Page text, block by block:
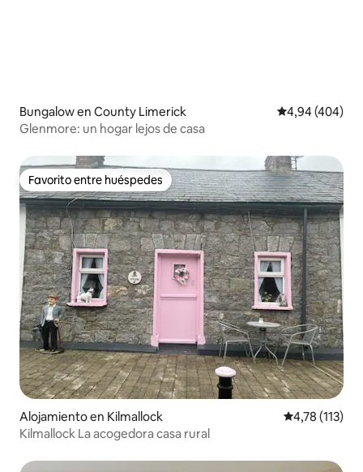
Bungalow en County Limerick Calificación
4,94 (404)
Glenmore: un hogar lejos de casa
Favorito entre huéspedes
Favorito entre huéspedes
Alojamiento en Kilmallock Calificación
4,78 (113)
Kilmallock La acogedora casa rural